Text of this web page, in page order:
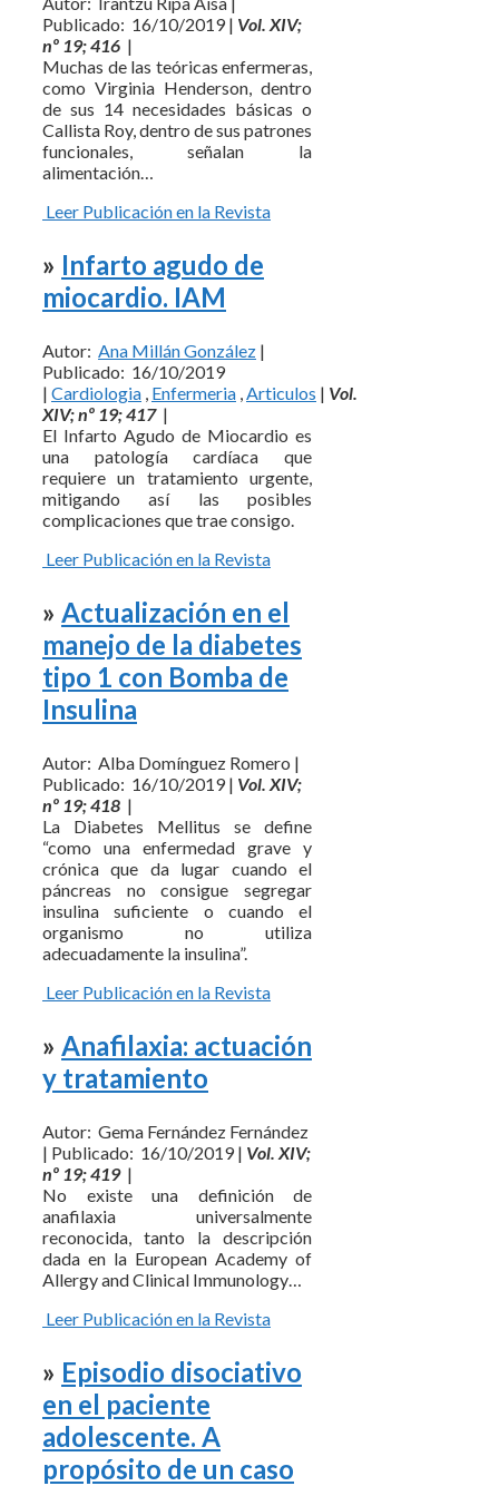
Publicado: 16/10/2019 | Vol. XIV;
nº 19; 416 |
Muchas de las teóricas enfermeras,
como Virginia Henderson, dentro
de sus 14 necesidades básicas o
Callista Roy, dentro de sus patrones
funcionales, señalan la
alimentación…
Leer Publicación en la Revista
» Infarto agudo de
miocardio. IAM
Autor: Ana Millán González |
Publicado: 16/10/2019
| Cardiologia Enfermeria Articulos | Vol.
XIV; nº 19; 417 |
El Infarto Agudo de Miocardio es
una patología cardíaca que
requiere un tratamiento urgente,
mitigando así las posibles
complicaciones que trae consigo.
Leer Publicación en la Revista
» Actualización en el
manejo de la diabetes
tipo 1 con Bomba de
Insulina
Autor: Alba Domínguez Romero |
Publicado: 16/10/2019 | Vol. XIV;
nº 19; 418 |
La Diabetes Mellitus se define
“como una enfermedad grave y
crónica que da lugar cuando el
páncreas no consigue segregar
insulina suficiente o cuando el
organismo no utiliza
adecuadamente la insulina”.
Leer Publicación en la Revista
» Anafilaxia: actuación
y tratamiento
Autor: Gema Fernández Fernández
| Publicado: 16/10/2019 | Vol. XIV;
nº 19; 419 |
No existe una definición de
anafilaxia universalmente
reconocida, tanto la descripción
dada en la European Academy of
Allergy and Clinical Immunology…
Leer Publicación en la Revista
» Episodio disociativo
en el paciente
adolescente. A
propósito de un caso